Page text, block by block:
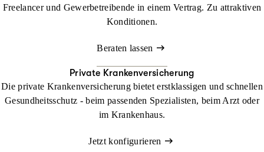
Freelancer und Gewerbetreibende in einem Vertrag. Zu attraktiven
Konditionen.
Beraten lassen
Private Krankenversicherung
Die private Krankenversicherung bietet erstklassigen und schnellen
Gesundheitsschutz - beim passenden Spezialisten, beim Arzt oder
im Krankenhaus.
Jetzt konfigurieren